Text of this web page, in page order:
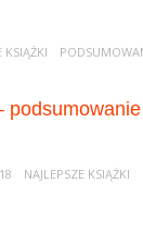
KSIĄŻKI
NAJLEPSZE KSIĄŻKI